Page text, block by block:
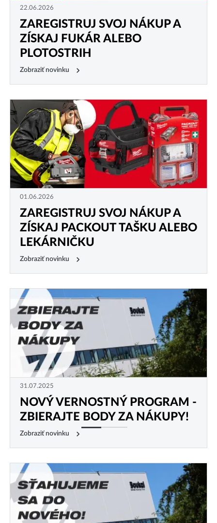
22.06.2026
ZAREGISTRUJ SVOJ NÁKUP A
ZÍSKAJ FUKÁR ALEBO
PLOTOSTRIH
Zobraziť novinku
01.06.2026
ZAREGISTRUJ SVOJ NÁKUP A
ZÍSKAJ PACKOUT TAŠKU ALEBO
LEKÁRNIČKU
Zobraziť novinku
31.07.2025
NOVÝ VERNOSTNÝ PROGRAM -
ZBIERAJTE BODY ZA NÁKUPY!
Zobraziť novinku